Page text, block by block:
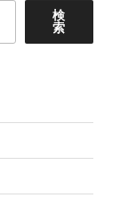
検
索